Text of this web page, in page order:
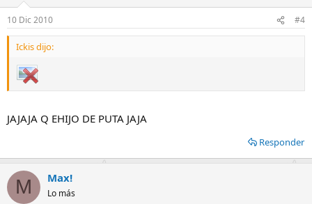
10 Dic 2010 #4
Ickis dijo:
JAJAJA Q EHIJO DE PUTA JAJA
Responder
M Max!
Lo más